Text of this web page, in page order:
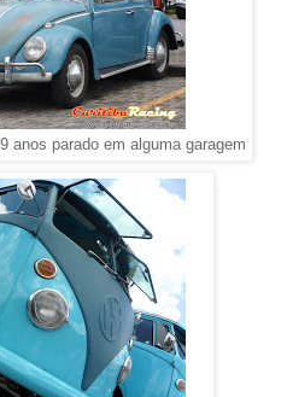
anos parado em alguma garagem